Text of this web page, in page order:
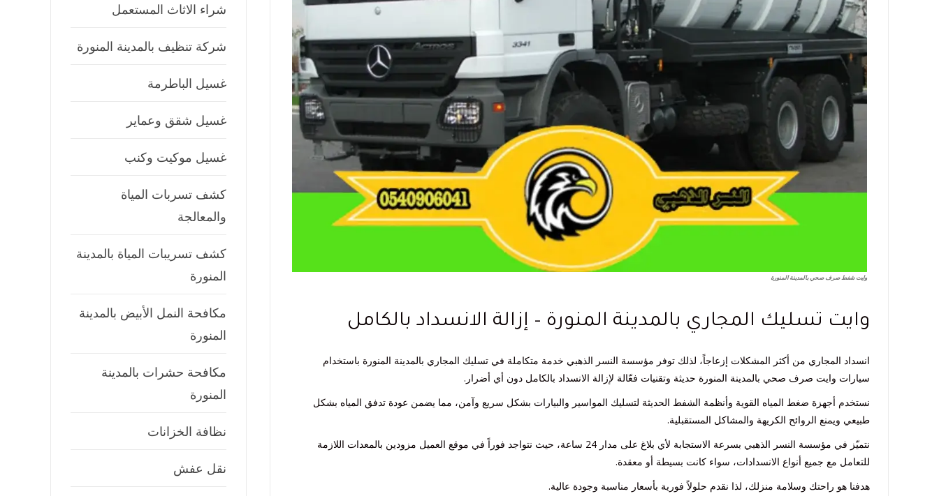
وايت شفط صرف صحي بالمدينة المنورة
وايت تسليك المجاري بالمدينة المنورة – إزالة الانسداد بالكامل
انسداد المجاري من أكثر المشكلات إزعاجاً، لذلك توفر مؤسسة النسر الذهبي خدمة متكاملة في تسليك المجاري بالمدينة المنورة باستخدام
سيارات وايت صرف صحي بالمدينة المنورة حديثة وتقنيات فعّالة لإزالة الانسداد بالكامل دون أي أضرار.
نستخدم أجهزة ضغط المياه القوية وأنظمة الشفط الحديثة لتسليك المواسير والبيارات بشكل سريع وآمن، مما يضمن عودة تدفق المياه بشكل
طبيعي ويمنع الروائح الكريهة والمشاكل المستقبلية.
نتميّز في مؤسسة النسر الذهبي بسرعة الاستجابة لأي بلاغ على مدار 24 ساعة، حيث نتواجد فوراً في موقع العميل مزودين بالمعدات اللازمة
للتعامل مع جميع أنواع الانسدادات، سواء كانت بسيطة أو معقدة.
هدفنا هو راحتك وسلامة منزلك، لذا نقدم حلولاً فورية بأسعار مناسبة وجودة عالية.
شراء الاثاث المستعمل
شركة تنظيف بالمدينة المنورة
غسيل الباطرمة
غسيل شقق وعماير
غسيل موكيت وكنب
كشف تسربات المياة
والمعالجة
كشف تسريبات المياة بالمدينة
المنورة
مكافحة النمل الأبيض بالمدينة
المنورة
مكافحة حشرات بالمدينة
المنورة
نظافة الخزانات
نقل عفش